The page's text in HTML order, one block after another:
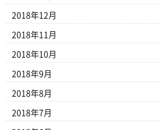
2018年12月
2018年11月
2018年10月
2018年9月
2018年8月
2018年7月